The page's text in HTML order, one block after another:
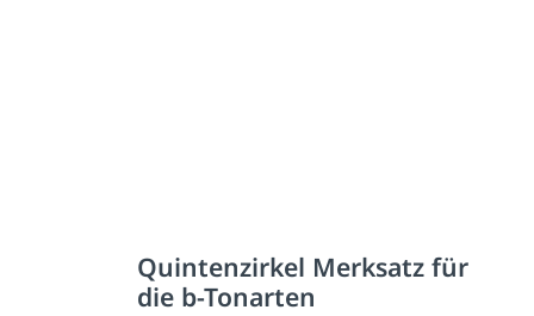
Quintenzirkel Merksatz für
die b-Tonarten